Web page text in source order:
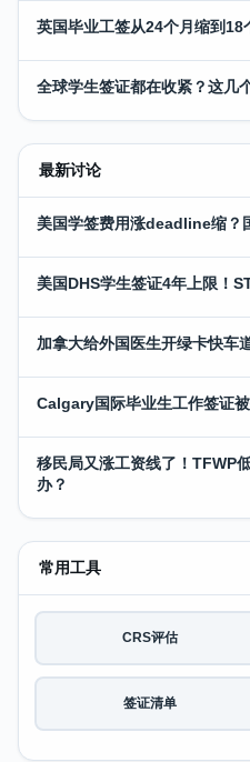
英国毕业工签从24个月缩到
全球学生签证都在收紧？这几
最新讨论
美国学签费用涨deadline缩？
美国DHS学生签证4年上限！
加拿大给外国医生开绿卡快车
Calgary国际毕业生工作签证
移民局又涨工资线了！TFWP
办？
常用工具
CRS评估
签证清单